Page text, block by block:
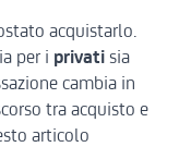
acquistarlo.
per i privati sia
cambia in
tra acquisto e
articolo